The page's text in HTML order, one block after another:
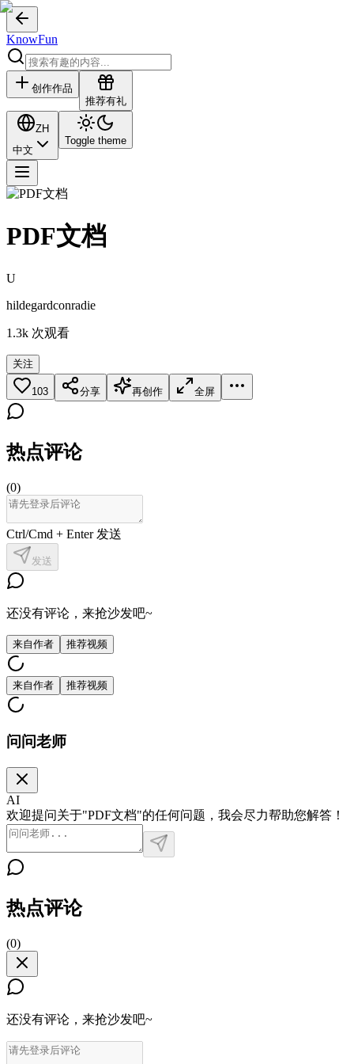
KnowFun
创作作品
推荐有礼
ZH
中文
Toggle theme
PDF文档
U
hildegardconradie
1.3k 次观看
关注
103 分享 再创作 全屏
热点评论
(0)
Ctrl/Cmd + Enter 发送
发送
还没有评论，来抢沙发吧~
来自作者 推荐视频
来自作者 推荐视频
问问老师
AI
欢迎提问关于"PDF文档"的任何问题，我会尽力帮助您解答！
热点评论
(0)
还没有评论，来抢沙发吧~